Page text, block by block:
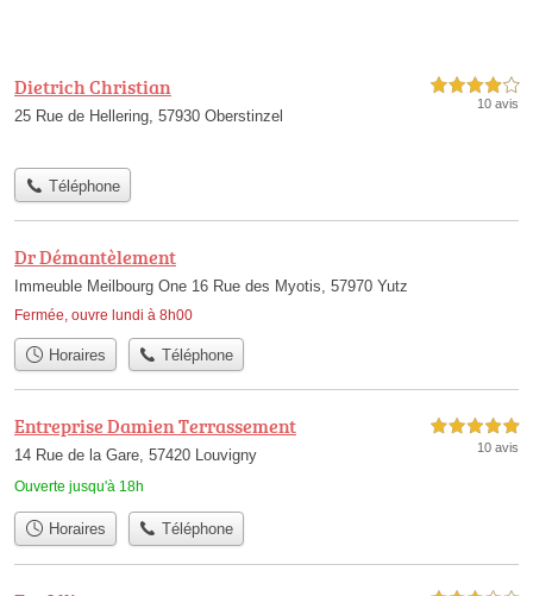
Dietrich Christian
25 Rue de Hellering, 57930 Oberstinzel
4,0 étoiles sur 5
10 avis
Téléphone
Dr Démantèlement
Immeuble Meilbourg One 16 Rue des Myotis, 57970 Yutz
Fermée, ouvre lundi à 8h00
Horaires Téléphone
Entreprise Damien Terrassement
14 Rue de la Gare, 57420 Louvigny
Ouverte jusqu'à 18h
5,0 étoiles sur 5
10 avis
Horaires Téléphone